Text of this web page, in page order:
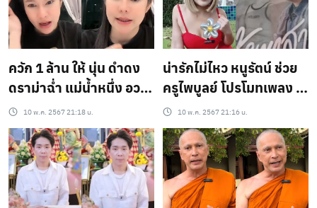
ควัก 1 ล้าน ให้ นุ่น ดำดง
ดราม่าฉ่ำ แม่น้ำหนึ่ง อวด
รวย (มีคลิป)
10 พ.ค. 2567 21:18 น.
น่ารักไม่ไหว หนูรัตน์ ช่วย
ครูไพบูลย์ โปรโมทเพลง (มี
คลิป)10 พ.ค. 2567 21:16 น.